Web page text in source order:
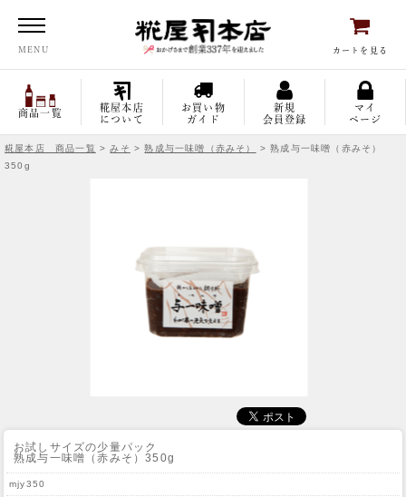
MENU カートを見る
商品一覧
糀屋本店
について
お買い物
ガイド
新規
会員登録
マイ
ページ
糀屋本店 商品一覧 >みそ >熟成与一味噌（赤みそ）
> 熟成与一味噌（赤みそ）
350g
お試しサイズの少量パック
熟成与一味噌（赤みそ）350g
mjy350